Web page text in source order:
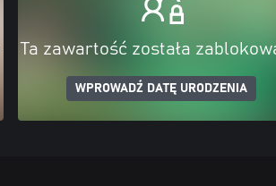
Ta zawartość została
WPROWADŹ DATĘ URODZENIA